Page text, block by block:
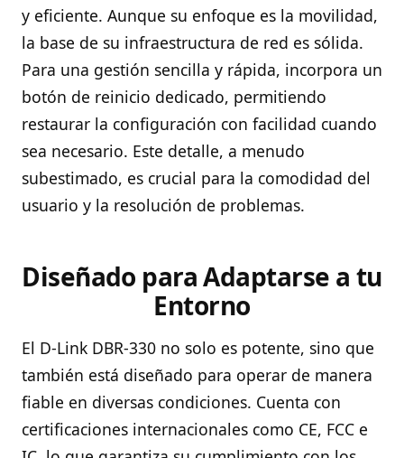
y eficiente. Aunque su enfoque es la movilidad,
la base de su infraestructura de red es sólida.
Para una gestión sencilla y rápida, incorpora un
botón de reinicio dedicado, permitiendo
restaurar la configuración con facilidad cuando
sea necesario. Este detalle, a menudo
subestimado, es crucial para la comodidad del
usuario y la resolución de problemas.
Diseñado para Adaptarse a tu
Entorno
El D-Link DBR-330 no solo es potente, sino que
también está diseñado para operar de manera
fiable en diversas condiciones. Cuenta con
certificaciones internacionales como CE, FCC e